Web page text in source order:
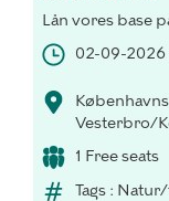
Lån vores base
02-09-2026
Vesterbro/
1 Free seats
Tags :